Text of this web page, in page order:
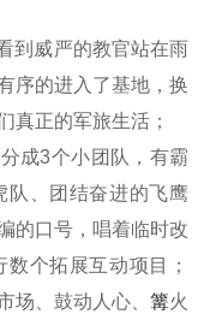
到威严的教官站在雨
序的进入了基地，换
真正的军旅生活；
成3个小团队，有霸
队、团结奋进的飞鹰
的口号，唱着临时改
个拓展互动项目；
场、鼓动人心、 篝火